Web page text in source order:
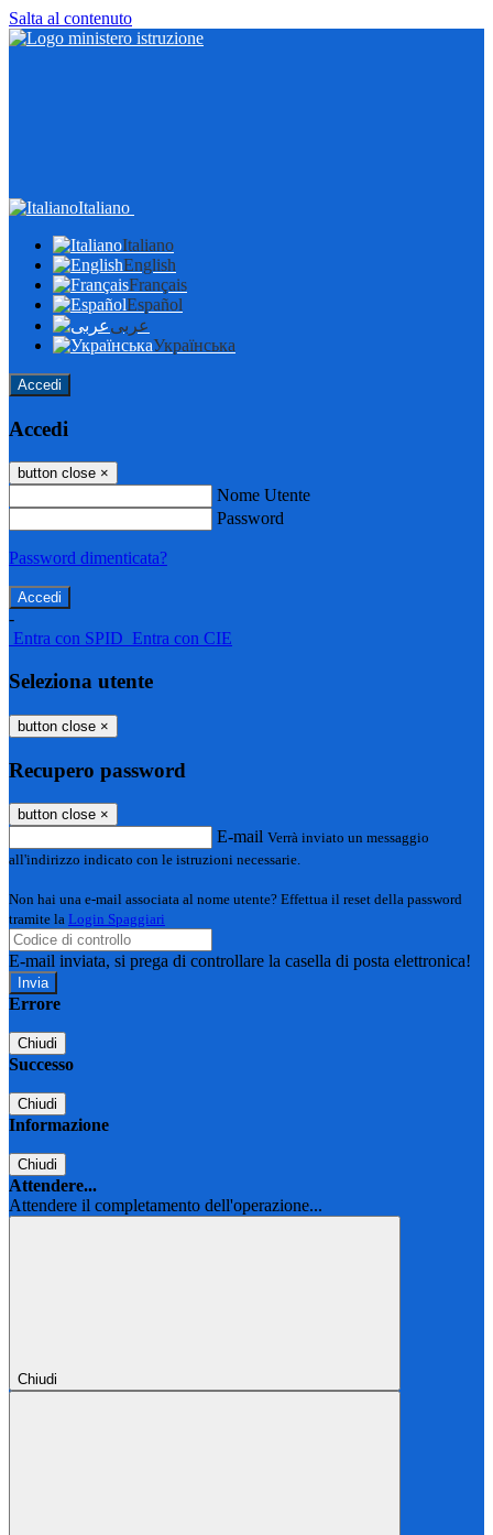
Salta al contenuto
Italiano
Italiano
English
Français
Español
عربى
Українська
Accedi
Accedi
button close ×
Nome Utente
Password
Password dimenticata?
-
Entra con SPID Entra con CIE
Seleziona utente
button close ×
Recupero password
button close ×
E-mail Verrà inviato un messaggio
all'indirizzo indicato con le istruzioni necessarie.
Non hai una e-mail associata al nome utente? Effettua il reset della password
tramite la Login Spaggiari
E-mail inviata, si prega di controllare la casella di posta elettronica!
Errore
Chiudi
Successo
Chiudi
Informazione
Chiudi
Attendere...
Attendere il completamento dell'operazione...
Chiudi